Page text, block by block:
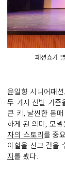
패션쇼가
윤일향 시니어패
두 가지 선발 기준
큰 키, 날씬한 몸
하게 된 의미, 모
자의 스토리를 중
이힐을 신고 걸을
지를 봤다.